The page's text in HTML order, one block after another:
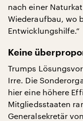
nach einer
Wiederaufbau, wo
Entwicklungshilfe.“
Keine
Trumps
Irre. Die
hier eine höhere
Mitgliedsstaaten
Generalsekretär